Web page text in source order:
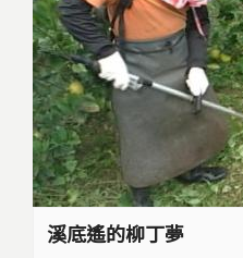
溪底遙的柳丁夢